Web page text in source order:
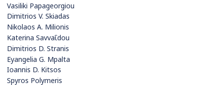
Vasiliki Papageorgiou
Dimitrios V. Skiadas
Nikolaos A. Milionis
Katerina Savvaΐdou
Dimitrios D. Stranis
Eyangelia G. Mpalta
Ioannis D. Kitsos
Spyros Polymeris